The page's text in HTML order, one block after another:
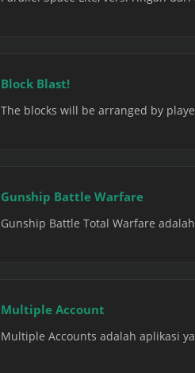
Block Blast!
The blocks will be arranged by
Gunship Battle Warfare
Gunship Battle Total Warfare
Multiple Account
Multiple Accounts adalah aplikasi